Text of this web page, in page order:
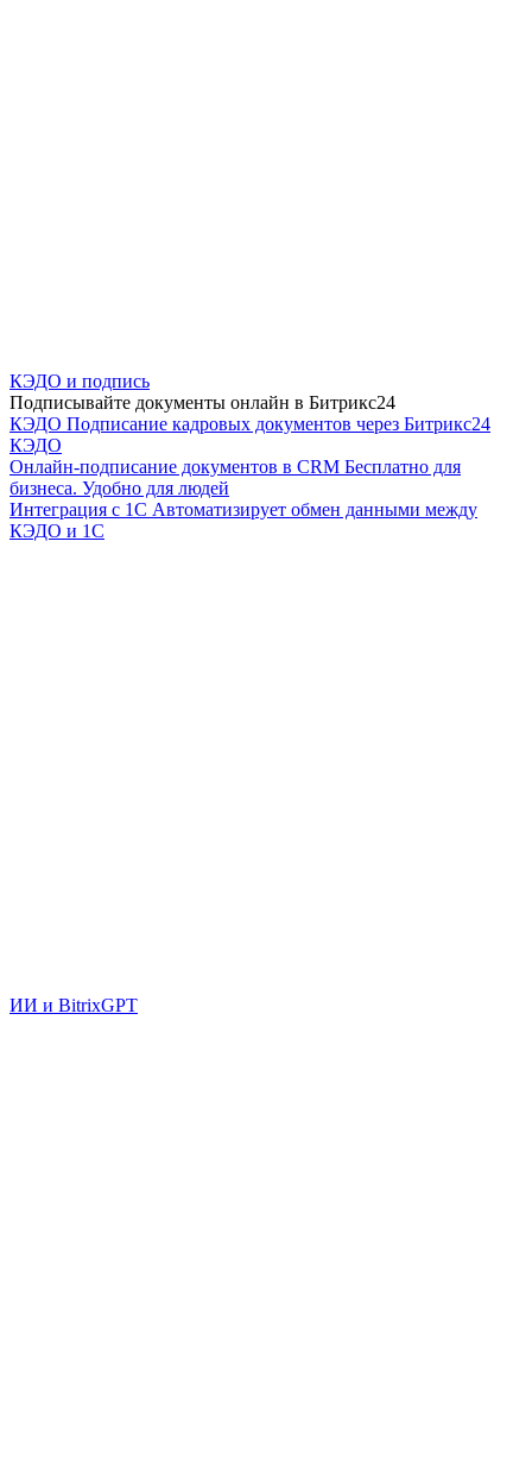
КЭДО и подпись
Подписывайте документы онлайн в Битрикс24
КЭДО Подписание кадровых документов через Битрикс24
КЭДО
Онлайн-подписание документов в CRM Бесплатно для
бизнеса. Удобно для людей
Интеграция с 1С Автоматизирует обмен данными между
КЭДО и 1С
ИИ и BitrixGPT